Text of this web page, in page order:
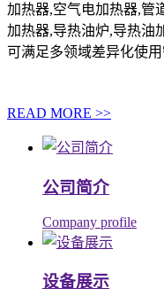
加热器,空气电加热器,管
加热器,导热油炉,导热油
可满足多领域差异化使用
READ MORE >>
公司简介
Company profile
设备展示